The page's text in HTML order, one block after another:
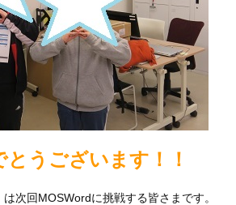
うございます！！
次回MOSWordに挑戦する皆さまです。